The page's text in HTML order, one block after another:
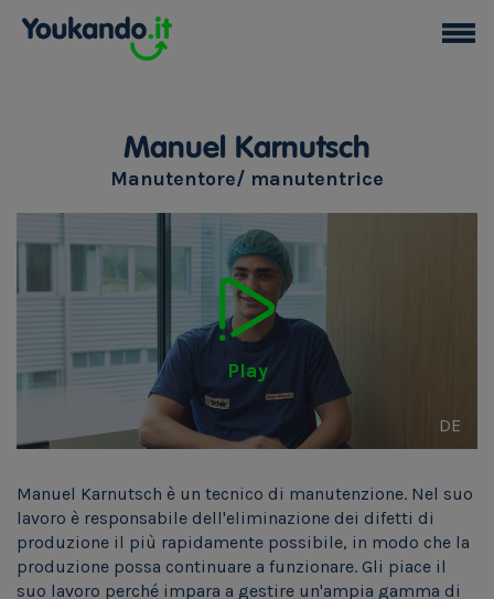
Manuel Karnutsch
Manutentore/ manutentrice
Play
DE
Manuel Karnutsch è un tecnico di manutenzione. Nel suo
lavoro è responsabile dell'eliminazione dei difetti di
produzione il più rapidamente possibile, in modo che la
produzione possa continuare a funzionare. Gli piace il
suo lavoro perché impara a gestire un'ampia gamma di